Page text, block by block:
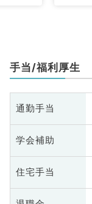
手当/福利厚生
通勤手当
学会補助
住宅手当